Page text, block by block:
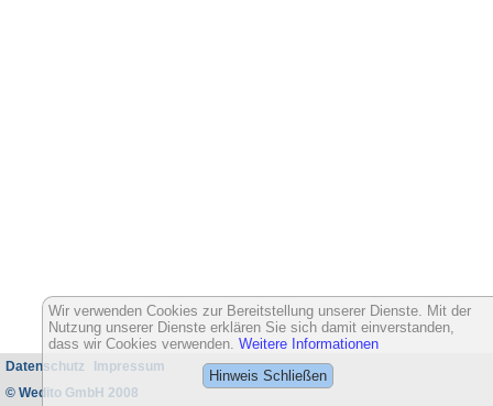
Datenschutz
Impressum
© Wedito GmbH 2008
Wir verwenden Cookies zur Bereitstellung unserer Dienste. Mit der
Nutzung unserer Dienste erklären Sie sich damit einverstanden,
dass wir Cookies verwenden. Weitere Informationen
Hinweis Schließen